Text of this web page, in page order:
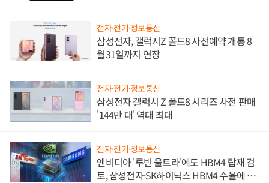
전자·전기·정보통신
삼성전자, 갤럭시Z 폴드8 사전예약 개통 8
월31일까지 연장
전자·전기·정보통신
삼성전자 갤럭시 Z 폴드8 시리즈 사전 판매
'144만 대' 역대 최대
전자·전기·정보통신
엔비디아 '루빈 울트라'에도 HBM4 탑재 검
토, 삼성전자·SK하이닉스 HBM4 수율에 주